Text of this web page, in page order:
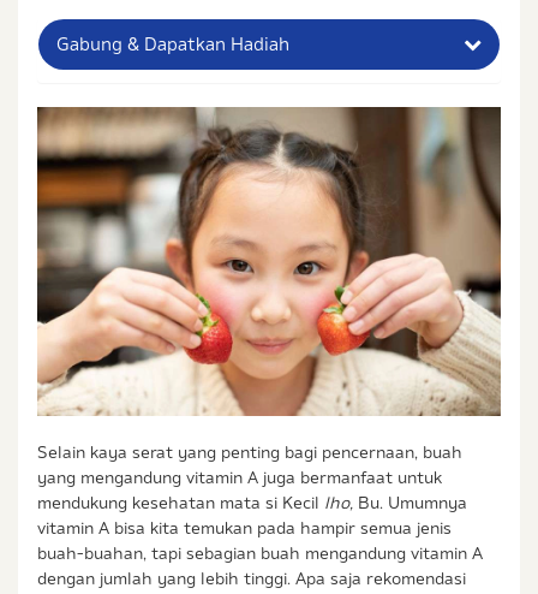
Gabung & Dapatkan Hadiah
Nama Lengkap Ibu
No. Handphone (Whatsapp)
Buat Password
Status / Kondisi Ibu Saat Ini
Tidak Hamil dan Memiliki Anak
Sedang Hamil
Sedang Hamil dan Memiliki Anak
Saya setuju dengan syarat dan ketentuan
serta
kebijakan privasiIbu & Balita
Saya setuju dan bersedia menerima informasi dari
Ibu & Balita, Frisian Flag Indonesia, dan partner Ibu
& Balita.
Selain kaya serat yang penting bagi pencernaan, buah
yang mengandung vitamin A juga bermanfaat untuk
mendukung kesehatan mata si Kecil lho, Bu. Umumnya
vitamin A bisa kita temukan pada hampir semua jenis
buah-buahan, tapi sebagian buah mengandung vitamin A
dengan jumlah yang lebih tinggi. Apa saja rekomendasi